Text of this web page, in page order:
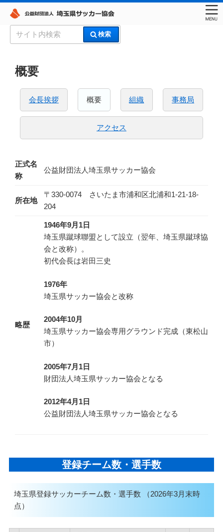
索:
検索
概要
会長挨拶 概要 組織 事務局
アクセス
正式名
称
公益財団法人埼玉県サッカー協会
所在地
〒330-0074 さいたま市浦和区北浦和1-21-18-
204
略歴
1946年9月1日
埼玉県蹴球聯盟として設立（翌年、埼玉県蹴球協
会と改称）。
初代会長は岩田三史
1976年
埼玉県サッカー協会と改称
2004年10月
埼玉県サッカー協会専用グラウンド完成（東松山
市）
2005年7月1日
財団法人埼玉県サッカー協会となる
2012年4月1日
公益財団法人埼玉県サッカー協会となる
登録チーム数・選手数
埼玉県登録サッカーチーム数・選手数 （2026年3月末時
点）